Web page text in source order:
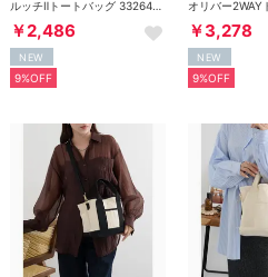
￥2,486
NEW
9%OFF
￥3,278
NEW
9%OFF